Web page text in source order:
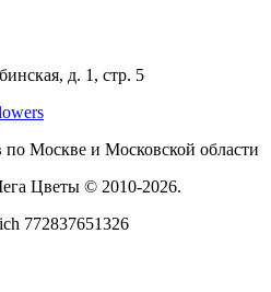
д. 1, стр. 5
по Москве и Московской области
Цветы © 2010-2026.
772837651326